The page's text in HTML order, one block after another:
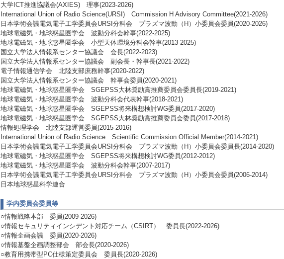
大学ICT推進協議会(AXIES) 理事(2023-2026)
International Union of Radio Science(URSI) Commission H Advisory Committee(2021-2026)
日本学術会議電気電子工学委員会URSI分科会 プラズマ波動（H）小委員会委員(2020-2026)
地球電磁気・地球惑星圏学会 波動分科会幹事(2022-2025)
地球電磁気・地球惑星圏学会 小型天体環境分科会幹事(2013-2025)
国⽴⼤学法⼈情報系センター協議会 会長(2022-2023)
国⽴⼤学法⼈情報系センター協議会 副会長・幹事長(2021-2022)
電子情報通信学会 北陸支部庶務幹事(2020-2022)
国⽴⼤学法⼈情報系センター協議会 幹事会委員(2020-2021)
地球電磁気・地球惑星圏学会 SGEPSS大林奨励賞推薦委員会委員長(2019-2021)
地球電磁気・地球惑星圏学会 波動分科会代表幹事(2018-2021)
地球電磁気・地球惑星圏学会 SGEPSS将来構想検討WG委員(2017-2020)
地球電磁気・地球惑星圏学会 SGEPSS大林奨励賞推薦委員会委員(2017-2018)
情報処理学会 北陸支部運営委員(2015-2016)
International Union of Radio Science Scientific Commission Official Member(2014-2021)
日本学術会議電気電子工学委員会URSI分科会 プラズマ波動（H）小委員会委員長(2014-2020)
地球電磁気・地球惑星圏学会 SGEPSS将来構想検討WG委員(2012-2012)
地球電磁気・地球惑星圏学会 波動分科会幹事(2007-2017)
日本学術会議電気電子工学委員会URSI分科会 プラズマ波動（H）小委員会委員(2006-2014)
日本地球惑星科学連合
学内委員会委員等
○情報戦略本部 委員(2009-2026)
○情報セキュリティインシデント対応チーム（CSIRT） 委員長(2022-2026)
○情報企画会議 委員(2020-2026)
○情報基盤企画調整部会 部会長(2020-2026)
○教育用携帯型PC仕様策定委員会 委員長(2020-2026)